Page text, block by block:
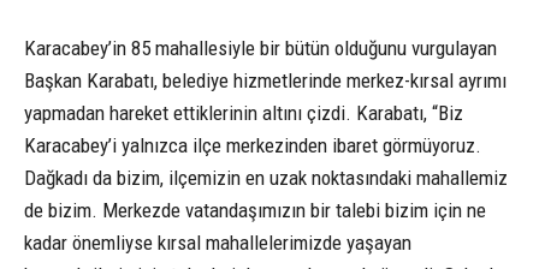
Karacabey’in 85 mahallesiyle bir bütün olduğunu vurgulayan
Başkan Karabatı, belediye hizmetlerinde merkez-kırsal ayrımı
yapmadan hareket ettiklerinin altını çizdi. Karabatı, “Biz
Karacabey’i yalnızca ilçe merkezinden ibaret görmüyoruz.
Dağkadı da bizim, ilçemizin en uzak noktasındaki mahallemiz
de bizim. Merkezde vatandaşımızın bir talebi bizim için ne
kadar önemliyse kırsal mahallelerimizde yaşayan